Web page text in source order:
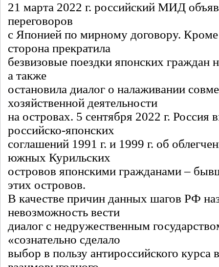
21 марта 2022 г. российский МИД
переговоров
с Японией по мирному договору. Кроме
сторона прекратила
безвизовые поездки японских
а также
остановила диалог о налаживании
хозяйственной деятельности
на островах. 5 сентября 2022 г. Россия
российско-японских
соглашений 1991 г. и 1999 г. об
южных Курильских
островов японскими гражданами –
этих островов.
В качестве причин данных шагов РФ
невозможность вести
диалог с недружественным
«сознательно сделало
выбор в пользу антироссийского курса